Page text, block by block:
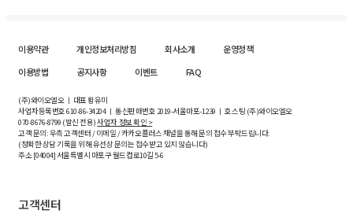
이용약관 개인정보처리방침 회사소개
운영정책
이용방법
공지사항 이벤트 FAQ
(주)와이오엘오 ㅣ 대표 황유미
사업자등록번호610-86-34204ㅣ 통신판매번호 2019-서울마포-1239 ㅣ 호스팅 (주)와이오엘오
070-8676-8799 (발신 전용)사업자 정보 확인 >
고객 문의: 우측 고객센터 / 이메일 / 카카오플러스 채널을 통해 문의 접수 부탁드립니다.
(정확한 상담 기록을 위해 유선상 문의는 접수받고 있지 않습니다)
주소 [04004] 서울특별시 마포구 월드컵로10길5-6
고객센터